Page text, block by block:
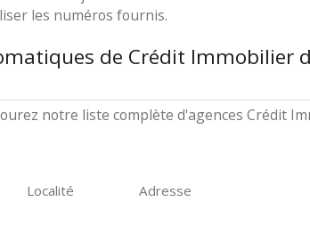
les numéros fournis.
de Crédit Immobilier
notre liste complète d'agences Crédit
Localité Adresse